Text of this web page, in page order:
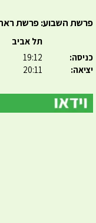
פרשת השבוע: פרשת
כניסה:
יציאה:
תל אביב
19:12
20:11